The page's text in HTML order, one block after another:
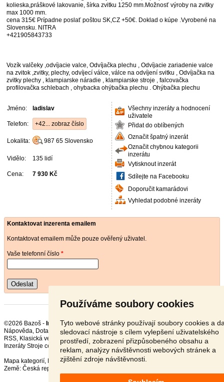
Používáme soubory cookies
Tyto webové stránky používají soubory cookies a
sledovací nástroje s cílem vylepšení uživatelského
prostředí, zobrazení přizpůsobeného obsahu a
reklam, analýzy návštěvnosti webových stránek a
zjištění zdroje návštěvnosti.
kolieska,práškové lakovanie, šírka zvitku 1250 mm.Možnosť výroby na zvitky
max 1000 mm.
cena 315€ Prípadne poslať poštou SK,CZ +50€. Doklad o kúpe .Vyrobené na
Slovensku. NITRA
+421905843733
Vozík valčeky ,odvíjacie valce, Odvíjačka plechu , Odvíjacie zariadenie valce
na zvitok ,zvitky, plechy, odvíjecí válce, válce na odvíjení svitku , Odvíjačka na
zvitky plechy , klampiarske náradie , klampiarske stroje , falcovačka
profilovačka schlebach , ohybacka ohýbačka plechu . Ohýbačka plechu
Jméno: ladislav
Telefon: +42... zobraz číslo
Lokalita: 987 65 Slovensko
Vidělo: 135 lidí
Cena: 7 930 Kč
Všechny inzeráty a hodnocení
uživatele
Přidat do oblíbených
Označit špatný inzerát
Označit chybnou kategorii
inzerátu
Vytisknout inzerát
Sdílejte na Facebooku
Doporučit kamarádovi
Vyhledat podobné inzeráty
Kontaktovat inzerenta emailem
Kontaktovat emailem může pouze ověřený uživatel.
Vaše telefonní číslo *
Odeslat
©2026 Bazoš - Inzerce, Bazar Kovoobráběcí stroje
Nápověda, Dotazy Hodnocení, Kontakt,Reklama,Podmínky,Ochrana údajů,
RSS,
Inzeráty Stroje celkem: 72281 , za 24 hodin: 2704
Mapa kategorií,
Nejvyhledávanější výrazy
Země: Česká republika